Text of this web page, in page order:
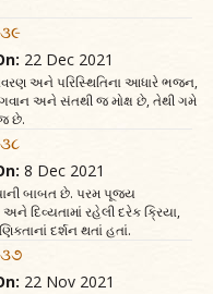
22 Dec 2021
અને પરિસ્થિતિના આધારે ભજન,
અને સંતથી જ મોક્ષ છે, તેથી ગમે
છે.
8 Dec 2021
બાબત છે. પરમ પૂજ્ય
દિવ્યતામાં રહેલી દરેક ક્રિયા,
દર્શન થતાં હતાં.
22 Nov 2021